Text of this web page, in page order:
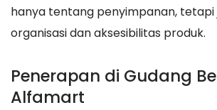
hanya tentang penyimpanan,
organisasi dan aksesibilitas produk.
Penerapan di Gudang
Alfamart